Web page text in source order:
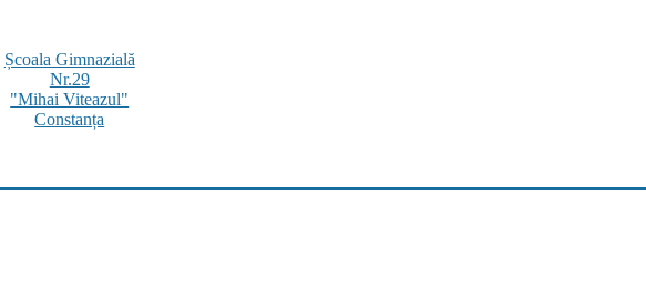
Școala Gimnazială
Nr.29
"Mihai Viteazul"
Constanța